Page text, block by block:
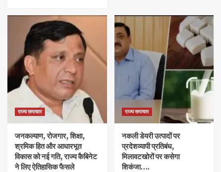
राज्य समाचार
जनकल्याण, रोजगार, शिक्षा,
श्रमिक हित और आधारभूत
विकास को नई गति, राज्य कैबिनेट
ने लिए ऐतिहासिक फैसले
राज्य समाचार
नकली डेयरी उत्पादों पर
प्रदेशव्यापी प्रतिबंध,
मिलावटखोरों पर कसेगा
शिकंजा….